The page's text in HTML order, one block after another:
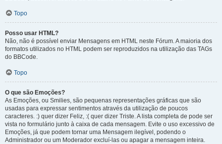
Topo
Posso usar HTML?
Não, não é possível enviar Mensagens em HTML neste Fórum. A maioria dos
formatos utilizados no HTML podem ser reproduzidos na utilização das TAGs
do BBCode.
Topo
O que são Emoções?
As Emoções, ou Smilies, são pequenas representações gráficas que são
usadas para expressar sentimentos através da utilização de poucos
caracteres. :) quer dizer Feliz, :( quer dizer Triste. A lista completa de pode ser
vista no formulário junto à caixa de cada mensagem. Evite o uso excessivo de
Emoções, já que podem tornar uma Mensagem ilegível, podendo o
Administrador ou um Moderador excluí-las ou apagar a mensagem inteira.